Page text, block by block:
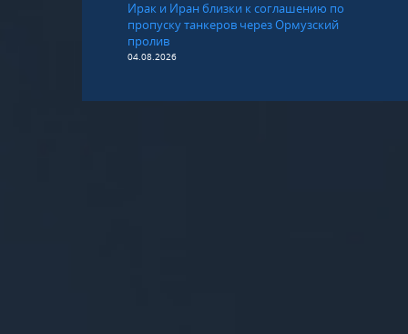
Ирак и Иран близки к соглашению по
пропуску танкеров через Ормузский
пролив
04.08.2026